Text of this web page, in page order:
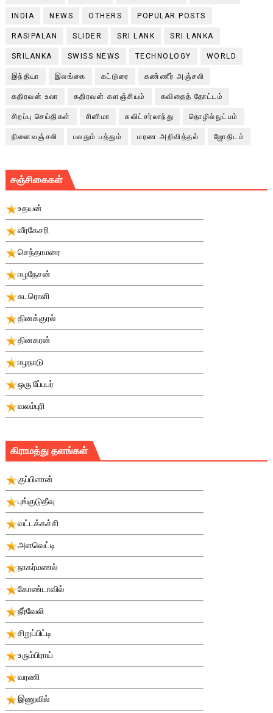
INDIA NEWS OTHERS POPULAR POSTS
RASIPALAN SLIDER SRI LANK SRI LANKA
SRILANKA SWISS NEWS TECHNOLOGY WORLD
இந்தியா இலங்கை கட்டுரை கண்ணீர் அஞ்சலி
கதிரவன் உலா கதிரவன் களஞ்சியம் கவிதைத் தோட்டம்
சிறப்பு செய்திகள் சினிமா சுவிட்சர்லாந்து தொழில்நுட்பம்
நினைவஞ்சலி பலதும் பத்தும் மரண அறிவித்தல் ஜோதிடம்
சஞ்சிகைகள்
உதயன்
வீரகேசரி
செந்தாமரை
ஈழநேசன்
சுடரொளி
தினக்குரல்
தினகரன்
ஈழநாடு
ஒரு பே்பபர்
வலம்புரி
கிராமத்து தளங்கள்
குப்பிளான்
புங்குடுதீவு
வட்டக்கச்சி
அளவெட்டி
நாகர்மணல்
கோண்டாவில்
நீர்வேலி
சிறுப்பிட்டி
உரும்பிராய்
வரணி
இணுவில்